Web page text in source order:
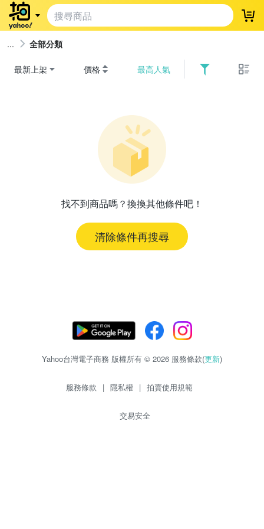
登
全部分類
最新上架 價格 最高人氣
找不到商品嗎？換換其他條件吧！
清除條件再搜尋
Yahoo台灣電子商務 版權所有 © 2026 服務條款(更新)
服務條款 | 隱私權 | 拍賣使用規範
交易安全